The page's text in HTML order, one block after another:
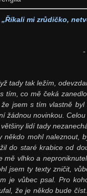
„Říkali mi zrůdičko,
-
tady tak ležím,
tím, co mě čeká
že jsem s tím vlastně
žádnou novinkou.
lidí tady
někdo mohl naleznout,
do staré krabice od
mě vlhko a
jsem ty texty zničit,
je vůbec psal. Pro
že je někdo bude